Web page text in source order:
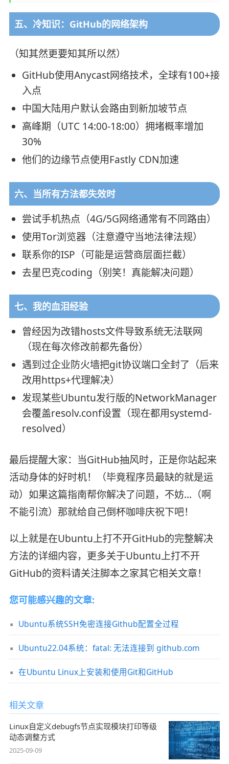
五、冷知识：GitHub的网络架构
（知其然更要知其所以然）
GitHub使用Anycast网络技术，全球有100+接
入点
中国大陆用户默认会路由到新加坡节点
高峰期（UTC 14:00-18:00）拥堵概率增加
30%
他们的边缘节点使用Fastly CDN加速
六、当所有方法都失效时
尝试手机热点（4G/5G网络通常有不同路由）
使用Tor浏览器（注意遵守当地法律法规）
联系你的ISP（可能是运营商层面拦截）
去星巴克coding（别笑！真能解决问题）
七、我的血泪经验
曾经因为改错hosts文件导致系统无法联网
（现在每次修改前都先备份）
遇到过企业防火墙把git协议端口全封了（后来
改用https+代理解决）
发现某些Ubuntu发行版的NetworkManager
会覆盖resolv.conf设置（现在都用systemd-
resolved）
最后提醒大家：当GitHub抽风时，正是你站起来
活动身体的好时机！（毕竟程序员最缺的就是运
动）如果这篇指南帮你解决了问题，不妨…（啊
不能引流）那就给自己倒杯咖啡庆祝下吧！
以上就是在Ubuntu上打不开GitHub的完整解决
方法的详细内容，更多关于Ubuntu上打不开
GitHub的资料请关注脚本之家其它相关文章！
您可能感兴趣的文章:
Ubuntu系统SSH免密连接Github配置全过程
Ubuntu22.04系统：fatal: 无法连接到 github.com
在Ubuntu Linux上安装和使用Git和GitHub
相关文章
Linux自定义debugfs节点实现模块打印等级
动态调整方式
2025-09-09